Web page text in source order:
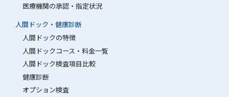
医療機関の承認・指定状況
人間ドック・健康診断
人間ドックの特徴
人間ドックコース・料金一覧
人間ドック検査項目比較
健康診断
オプション検査